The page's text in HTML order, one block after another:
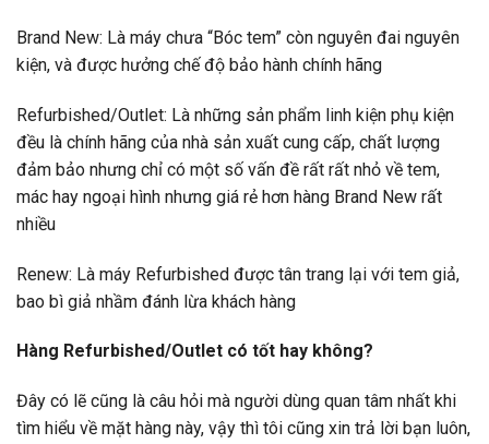
Brand New: Là máy chưa “Bóc tem” còn nguyên đai nguyên
kiện, và được hưởng chế độ bảo hành chính hãng
Refurbished/Outlet: Là những sản phẩm linh kiện phụ kiện
đều là chính hãng của nhà sản xuất cung cấp, chất lượng
đảm bảo nhưng chỉ có một số vấn đề rất rất nhỏ về tem,
mác hay ngoại hình nhưng giá rẻ hơn hàng Brand New rất
nhiều
Renew: Là máy Refurbished được tân trang lại với tem giả,
bao bì giả nhầm đánh lừa khách hàng
Hàng Refurbished/Outlet có tốt hay không?
Đây có lẽ cũng là câu hỏi mà người dùng quan tâm nhất khi
tìm hiểu về mặt hàng này, vậy thì tôi cũng xin trả lời bạn luôn,